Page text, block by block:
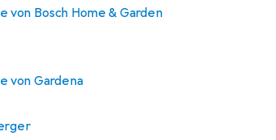
Bosch Home & Garden
von Gardena